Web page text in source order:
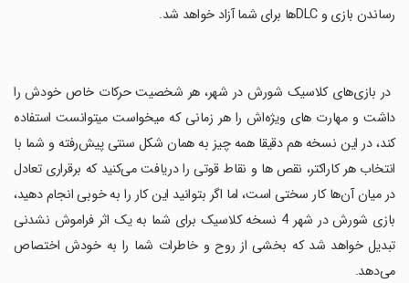
رساندن بازی و DLC‌ها برای شما آزاد خواهد شد.
‏ در بازی‌های کلاسیک شورش در شهر، هر شخصیت حرکات خاص خودش را
داشت و مهارت های ویژه‌اش را هر زمانی که میخواست میتوانست استفاده
کند، در این نسخه هم دقیقا همه چیز به همان شکل سنتی پیش‌رفته و شما با
انتخاب هر کاراکتر، نقص ها و نقاط قوتی را دریافت می‌کنید که برقراری تعادل
در میان آن‌ها کار سختی است، اما اگر بتوانید این کار را به خوبی انجام دهید،
بازی شورش در شهر 4 نسخه کلاسیک برای شما به یک اثر فراموش نشدنی
تبدیل خواهد شد که بخشی از روح و خاطرات شما را به خودش اختصاص
می‌دهد.